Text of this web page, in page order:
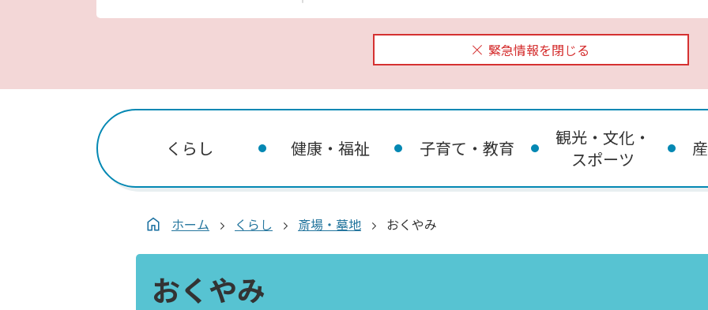
緊急情報を閉じる
くらし 健康・福祉 子育て・教育
観光・文化・
スポーツ
ホーム くらし 斎場・墓地 おくやみ
おくやみ